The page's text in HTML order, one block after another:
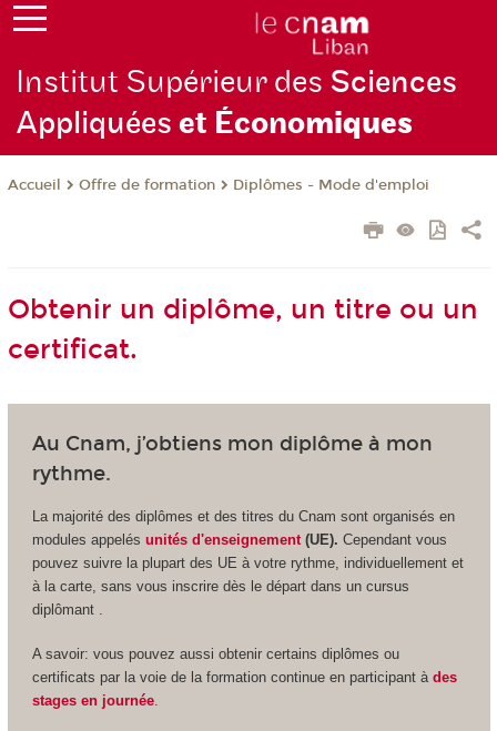
Institut Supérieur des Sciences
Appliquéeset Économiques
Accueil Offre de formation Diplômes - Mode d'emploi
Obtenir un diplôme, un titre ou un
certificat.
Au Cnam, j’obtiens mon diplôme à mon
rythme.
La majorité des diplômes et des titres du Cnam sont organisés en
modules appelés unités d'enseignement(UE). Cependant vous
pouvez suivre la plupart des UE à votre rythme, individuellement et
à la carte, sans vous inscrire dès le départ dans un cursus
diplômant .
A savoir: vous pouvez aussi obtenir certains diplômes ou
certificats par la voie de la formation continue en participant à des
stages en journée.